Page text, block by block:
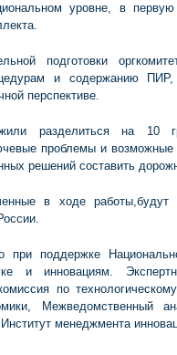
уровне, в
подготовки
и содержанию ПИР,
перспективе.
разделиться на
проблемы и возможные
решений составить
в ходе
при поддержке
и инновациям.
по
Межведомственный
менеджмента